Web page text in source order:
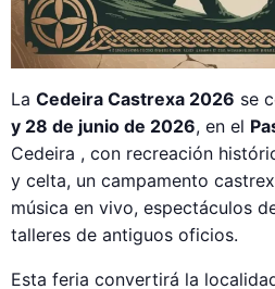
La Cedeira Castrexa 2026 se
y 28 de junio de 2026, en el
Cedeira , con recreación
y celta, un campamento
música en vivo, espectáculos
talleres de antiguos oficios.
Esta feria convertirá la